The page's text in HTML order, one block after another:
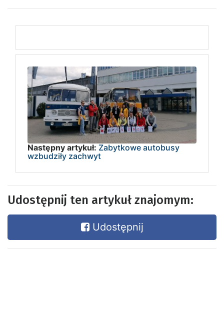
Następny artykuł: Zabytkowe autobusy
wzbudziły zachwyt
Udostępnij ten artykuł znajomym:
Udostępnij